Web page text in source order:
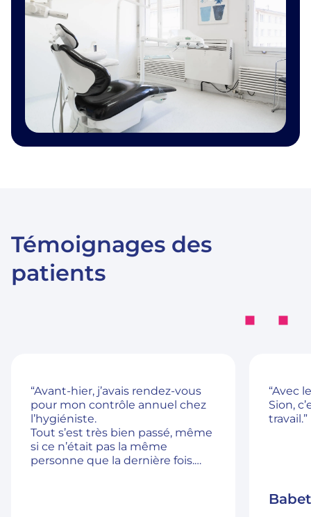
Témoignages des
patients
“Avant-hier, j’avais rendez-vous
pour mon contrôle annuel chez
l’hygiéniste.
Tout s’est très bien passé, même
si ce n’était pas la même
personne que la dernière fois.
“Avec
Sion,
travail.”